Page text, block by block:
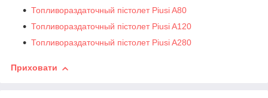
Топливораздаточный пістолет Piusi A80
Топливораздаточный пістолет Piusi A120
Топливораздаточный пістолет Piusi A280
Приховати